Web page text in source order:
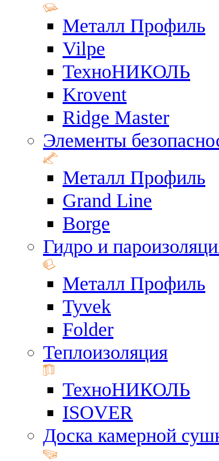
Металл Профиль
Vilpe
ТехноНИКОЛЬ
Krovent
Ridge Master
Элементы
Металл Профиль
Grand Line
Borge
Гидро и
Металл Профиль
Tyvek
Folder
Теплоизоляция
ТехноНИКОЛЬ
ISOVER
Доска камерной